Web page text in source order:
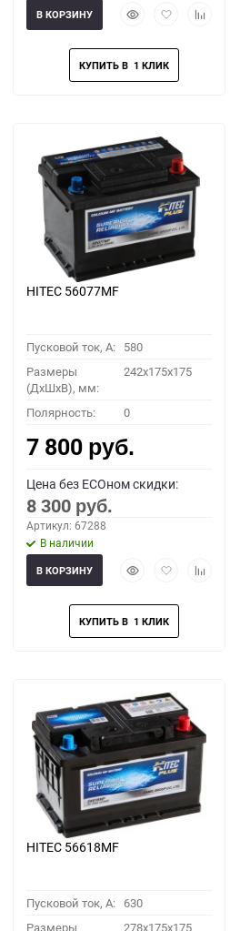
БыстрыйДобавить
избранное
Добавить
В КОРЗИНУ
HITEC 56077MF
Пусковой ток, A: 580
Размеры
(ДхШхВ), мм:
242x175x175
Полярность: 0
7 800 руб.
Цена без ECOном скидки:
8 300 руб.
Артикул: 67288
В наличии
БыстрыйДобавить
избранное
Добавить
В КОРЗИНУ
HITEC 56618MF
Пусковой ток, A: 630